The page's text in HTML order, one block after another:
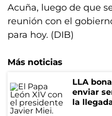
Acuña, luego de que
reunión con el
para hoy. (DIB)
Más noticias
LLA
enviar
la